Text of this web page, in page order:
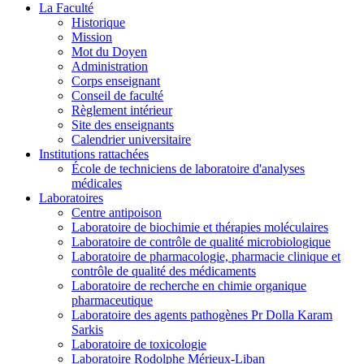
La Faculté
Historique
Mission
Mot du Doyen
Administration
Corps enseignant
Conseil de faculté
Règlement intérieur
Site des enseignants
Calendrier universitaire
Institutions rattachées
École de techniciens de laboratoire d'analyses
médicales
Laboratoires
Centre antipoison
Laboratoire de biochimie et thérapies moléculaires
Laboratoire de contrôle de qualité microbiologique
Laboratoire de pharmacologie, pharmacie clinique et
contrôle de qualité des médicaments
Laboratoire de recherche en chimie organique
pharmaceutique
Laboratoire des agents pathogènes Pr Dolla Karam
Sarkis
Laboratoire de toxicologie
Laboratoire Rodolphe Mérieux-Liban